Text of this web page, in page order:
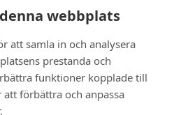
webbplats
att samla in och analysera
prestanda och
funktioner kopplade till
förbättra och anpassa